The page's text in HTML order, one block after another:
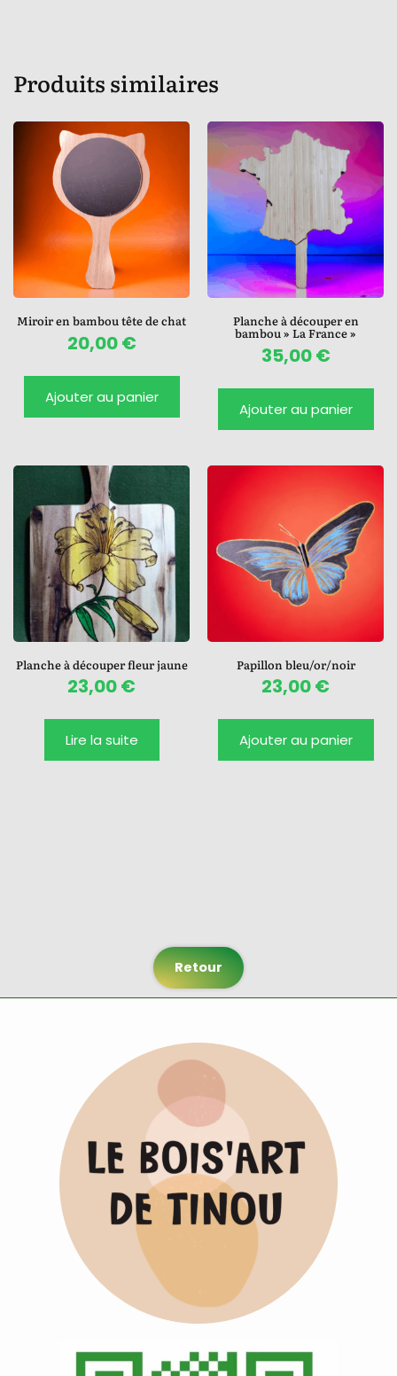
Produits similaires
Miroir en bambou tête de chat
20,00€
Ajouter au panier
Planche à découper en
bambou » La France »
35,00€
Ajouter au panier
Planche à découper fleur jaune
23,00€
Lire la suite
Papillon bleu/or/noir
23,00€
Ajouter au panier
Retour